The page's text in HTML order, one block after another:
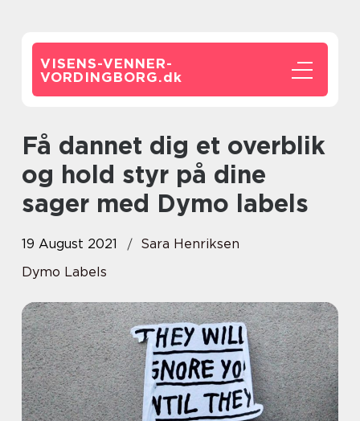
VISENS-VENNER-
VORDINGBORG.dk
Få dannet dig et overblik
og hold styr på dine
sager med Dymo labels
19 August 2021
Sara Henriksen
Dymo Labels